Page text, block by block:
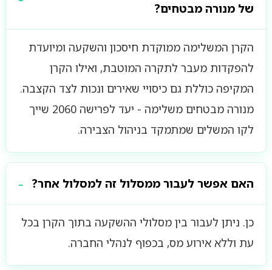
של מנורה מבטחים?
הקרן המשלימה ממוקדת חיסכון והשקעה ומיועדת
להפקדות מעבר לתקרה המוטבת, ואילו הקרן
המקיפה כוללת גם כיסויי שאירים ונכות לצד הקצבה.
מנורה מבטחים משלימה - יעד לפרישה 2060 שייך
לקו המשלים שמתמקד בניהול הצבירה.
האם אפשר לעבור ממסלול זה למסלול אחר?
כן. ניתן לעבור בין מסלולי ההשקעה בתוך הקרן בכל
עת וללא אירוע מס, בכפוף לנהלי החברה.